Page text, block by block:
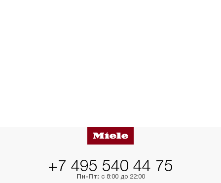
+7 495 540 44 75
Пн-Пт: с 8:00 до 22:00